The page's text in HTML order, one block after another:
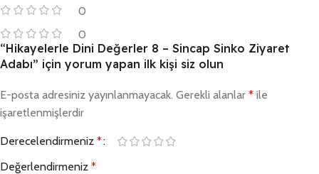
0
0
“Hikayelerle Dini Değerler 8 – Sincap Sinko Ziyaret
Adabı” için yorum yapan ilk kişi siz olun
E-posta adresiniz yayınlanmayacak. Gerekli alanlar * ile
işaretlenmişlerdir
Derecelendirmeniz *
Değerlendirmeniz *